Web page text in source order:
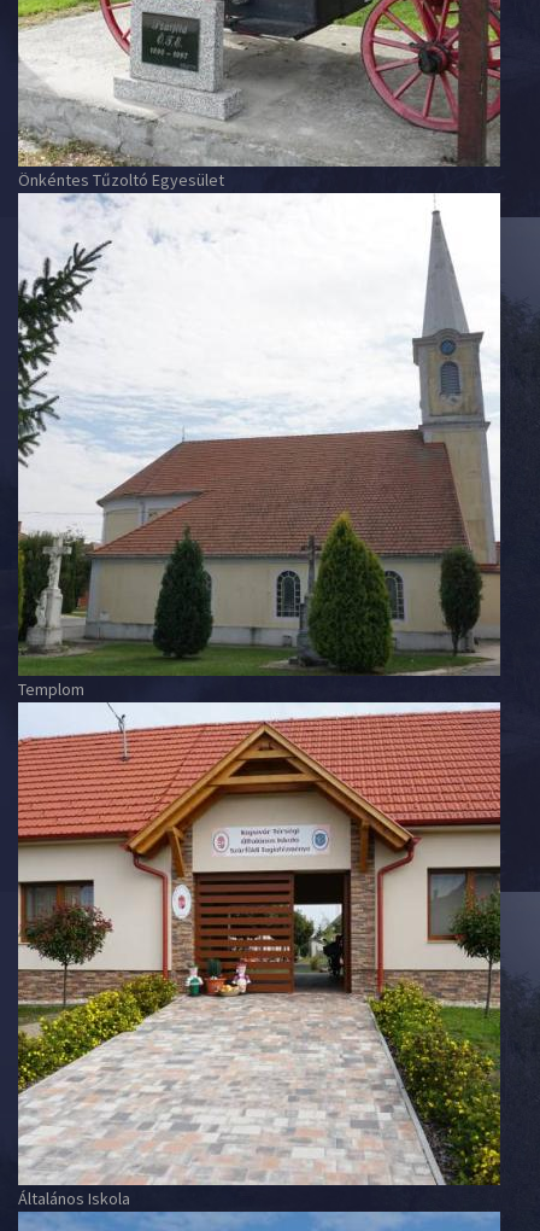
Önkéntes Tűzoltó Egyesület
Templom
Általános Iskola